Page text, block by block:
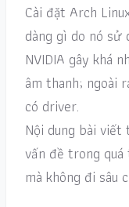
Cài đặt Arch
dàng gì do nó sử
NVIDIA gây khá
âm thanh; ngoài
có driver.
Nội dung bài
vấn đề trong
mà không đi sâu